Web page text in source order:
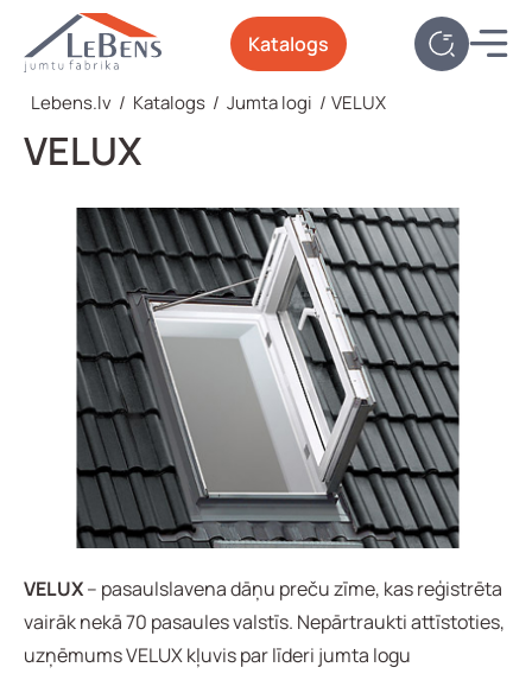
Katalogs
Lebens.lv / Katalogs / Jumta logi / VELUX
VELUX
VELUX– pasaulslavena dāņu preču zīme, kas reģistrēta
vairāk nekā 70 pasaules valstīs. Nepārtraukti attīstoties,
uzņēmums VELUX kļuvis par līderi jumta logu